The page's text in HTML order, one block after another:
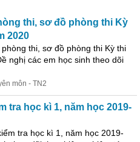
thi, sơ đồ phòng thi Kỳ
2020
thi, sơ đồ phòng thi Kỳ thi
nghị các em học sinh theo dõi
môn - TN2
tra học kì 1, năm học 2019-
tra học kì 1, năm học 2019-